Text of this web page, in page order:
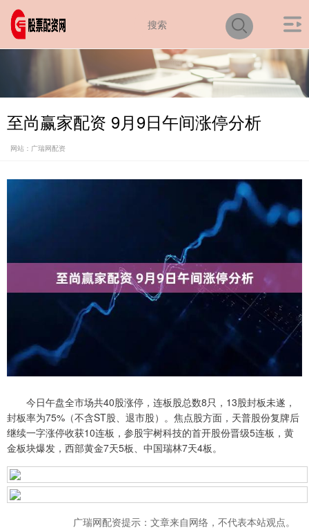
至尚赢家配资 9月9日午间涨停分析
网站：广瑞网配资
今日午盘全市场共40股涨停，连板股总数8只，13股封板未遂，
封板率为75%（不含ST股、退市股）。焦点股方面，天普股份复牌后
继续一字涨停收获10连板，参股宇树科技的首开股份晋级5连板，黄
金板块爆发，西部黄金7天5板、中国瑞林7天4板。
广瑞网配资提示：文章来自网络，不代表本站观点。